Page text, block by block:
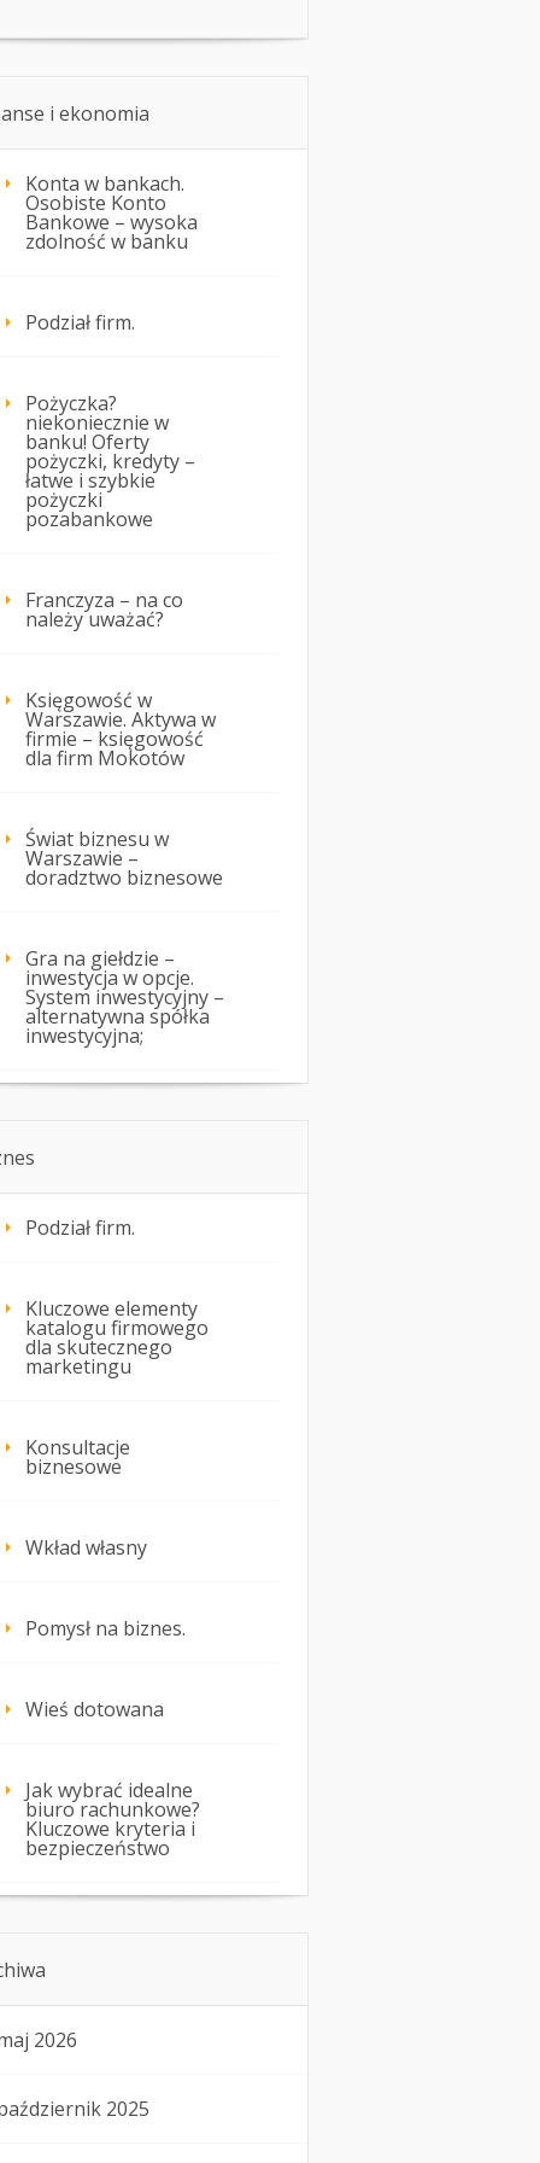
i ekonomia
Konta w bankach.
Osobiste Konto
Bankowe – wysoka
zdolność w banku
Podział firm.
Pożyczka?
niekoniecznie w
banku! Oferty
pożyczki, kredyty –
łatwe i szybkie
pożyczki
pozabankowe
Franczyza – na co
należy uważać?
Księgowość w
Warszawie. Aktywa w
firmie – księgowość
dla firm Mokotów
Świat biznesu w
Warszawie –
doradztwo biznesowe
Gra na giełdzie –
inwestycja w opcje.
System inwestycyjny –
alternatywna spółka
inwestycyjna;
Podział firm.
Kluczowe elementy
katalogu firmowego
dla skutecznego
marketingu
Konsultacje
biznesowe
Wkład własny
Pomysł na biznes.
Wieś dotowana
Jak wybrać idealne
biuro rachunkowe?
Kluczowe kryteria i
bezpieczeństwo
2026
2025